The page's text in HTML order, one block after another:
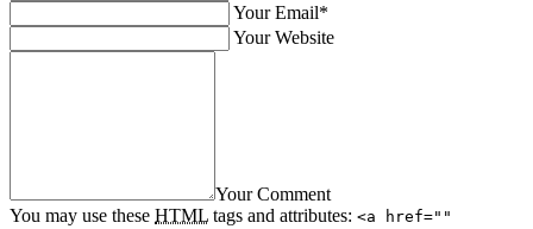
Your Email*
Your Website
Your Comment
You may use these HTML tags and attributes: <a href=""